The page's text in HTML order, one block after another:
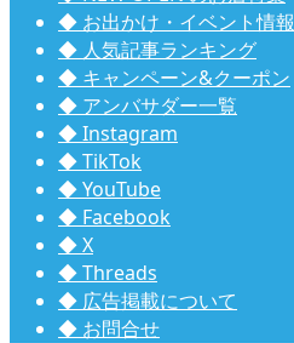
◆ お出かけ・イベント情報
◆ 人気記事ランキング
◆ キャンペーン&クーポン
◆ アンバサダー一覧
◆ Instagram
◆ TikTok
◆ YouTube
◆ Facebook
◆ X
◆ Threads
◆ 広告掲載について
◆ お問合せ